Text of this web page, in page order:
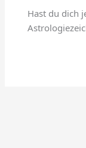
Hast du dich